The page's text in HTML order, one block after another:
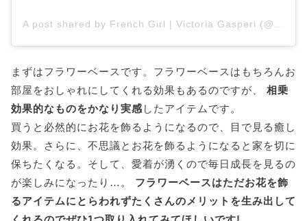
まずはフラワーベースです。フラワーベースはもちろんお
部屋をおしゃれにしてくれる効果もあるのですが、
相乗
効果的なものをかなり実感 したアイテムです。
買うと必然的にお花を飾るようになるので、目で見る癒し
効果。さらに、不思議とお花を飾るようになると家を切に
保ちたくなる。そして、愛着が湧くので毎日成長を見るの
が楽しみになったり…。
フラワーベースはただお花を飾
るアイテムにとらわれずたくさんのメリットを生み出して